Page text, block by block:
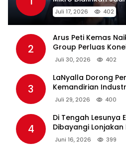
Juli 17, 2026 402
2
Arus Peti Kemas
Group Perluas
Juli 30, 2026 402
3
LaNyalla Dorong
Kemandirian
Lewat PT PAL
Juli 29, 2026 400
4
Di Tengah Lesunya
Dibayangi Lonjakan
Juni 16, 2026 399